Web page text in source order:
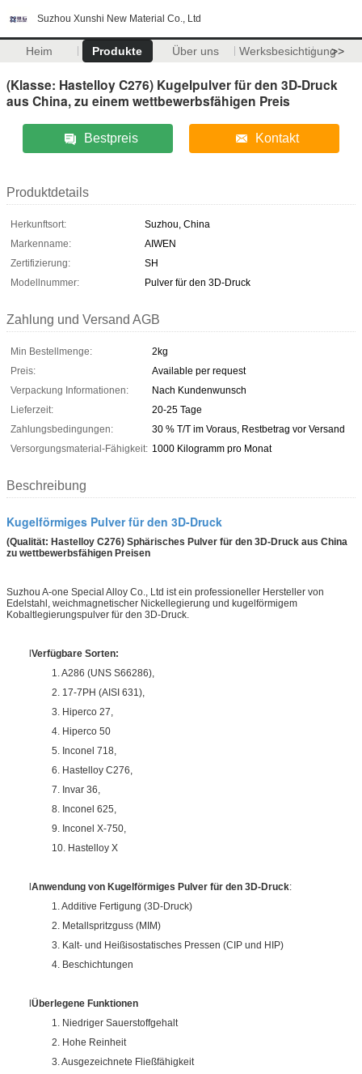
Suzhou Xunshi New Material Co., Ltd
Heim Produkte Über uns Werksbesichtigung>>
(Klasse: Hastelloy C276) Kugelpulver für den 3D-Druck
aus China, zu einem wettbewerbsfähigen Preis
Bestpreis Kontakt
Produktdetails
Herkunftsort:
Suzhou, China
Markenname:
AIWEN
Zertifizierung:
SH
Modellnummer:
Pulver für den 3D-Druck
Zahlung und Versand AGB
Min Bestellmenge:
2kg
Preis:
Available per request
Verpackung Informationen:
Nach Kundenwunsch
Lieferzeit:
20-25 Tage
Zahlungsbedingungen:
30 % T/T im Voraus, Restbetrag vor Versand
Versorgungsmaterial-Fähigkeit: 1000 Kilogramm pro Monat
Beschreibung
Kugelförmiges Pulver für den 3D-Druck
(Qualität: Hastelloy C276) Sphärisches Pulver für den 3D-Druck aus China
zu wettbewerbsfähigen Preisen
Suzhou A-one Special Alloy Co., Ltd ist ein professioneller Hersteller von
Edelstahl, weichmagnetischer Nickellegierung und kugelförmigem
Kobaltlegierungspulver für den 3D-Druck.
lVerfügbare Sorten:
1. A286 (UNS S66286),
2. 17-7PH (AISI 631),
3. Hiperco 27,
4. Hiperco 50
5. Inconel 718,
6. Hastelloy C276,
7. Invar 36,
8. Inconel 625,
9. Inconel X-750,
10. Hastelloy X
lAnwendung von Kugelförmiges Pulver für den 3D-Druck:
1. Additive Fertigung (3D-Druck)
2. Metallspritzguss (MIM)
3. Kalt- und Heißisostatisches Pressen (CIP und HIP)
4. Beschichtungen
lÜberlegene Funktionen
1. Niedriger Sauerstoffgehalt
2. Hohe Reinheit
3. Ausgezeichnete Fließfähigkeit